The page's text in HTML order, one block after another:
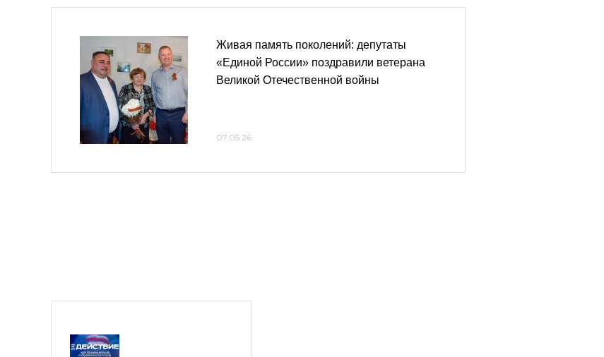
Живая память поколений: депутаты
«Единой России» поздравили ветерана
Великой Отечественной войны
07.05.26